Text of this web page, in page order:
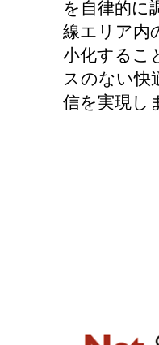
を自律的に
線エリア内
小化するこ
スのない快
信を実現し